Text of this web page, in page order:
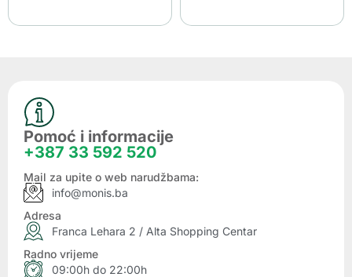
Pomoć i informacije
+387 33 592 520
Mail za upite o web narudžbama:
info@monis.ba
Adresa
Franca Lehara 2 / Alta Shopping Centar
Radno vrijeme
09:00h do 22:00h